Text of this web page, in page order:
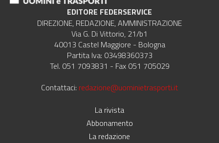
EDITORE FEDERSERVICE
DIREZIONE, REDAZIONE, AMMINISTRAZIONE
Via G. Di Vittorio, 21/b1
40013 Castel Maggiore - Bologna
Partita Iva: 03498360373
Tel. 051 7093831 - Fax 051 705029
Contattaci: redazione@uominietrasporti.it
La rivista
Abbonamento
La redazione